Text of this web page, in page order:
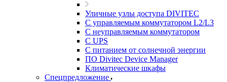
Уличные узлы доступа DIVITEC
С управляемым коммутатором L2/L3
С неуправляемым коммутатором
С UPS
С питанием от солнечной энергии
ПО Divitec Device Manager
Климатические шкафы
Спецпредложение